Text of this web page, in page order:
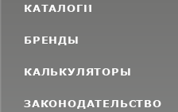
КАТАЛОГИ
БРЕНДЫ
КАЛЬКУЛЯТОРЫ
ЗАКОНОДАТЕЛЬСТВО